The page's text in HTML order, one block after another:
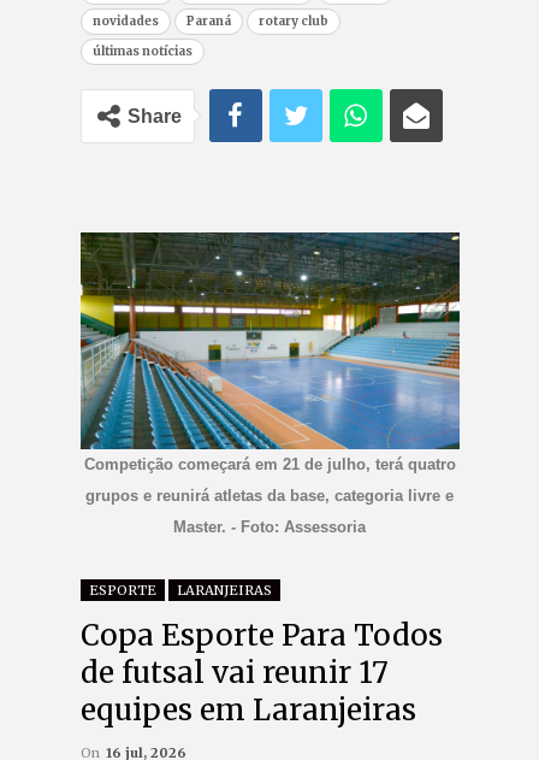
novidades
Paraná
rotary club
últimas notícias
Share
Competição começará em 21 de julho, terá quatro
grupos e reunirá atletas da base, categoria livre e
Master. - Foto: Assessoria
ESPORTE LARANJEIRAS
Copa Esporte Para Todos
de futsal vai reunir 17
equipes em Laranjeiras
On 16 jul, 2026